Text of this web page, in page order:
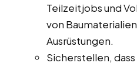
Teilzeitjobs und
von
Ausrüstungen.
Sicherstellen,